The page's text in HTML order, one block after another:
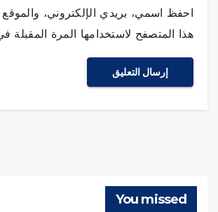
احفظ اسمي، بريدي الإلكتروني،
هذا المتصفح لاستخدامها المرة المقبلة
You missed